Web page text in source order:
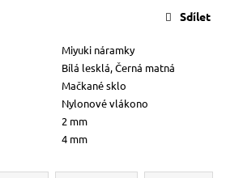
Miyuki náramky
Bílá lesklá, Černá matná
Mačkané sklo
Nylonové vlákono
2 mm
4 mm
Sdílet